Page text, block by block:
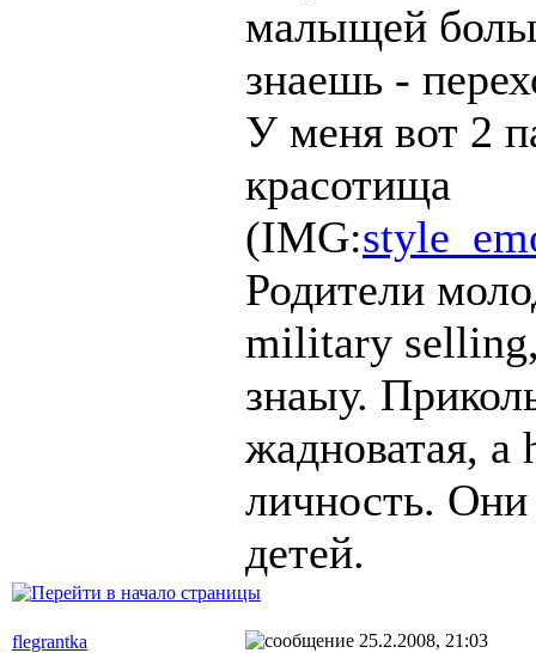
малыщей
знаешь -
У меня вот 2
красотища
(IMG:
Родители
military
знаыу.
жадноватая, а
личность. Они
детей.
flegrantka 25.2.2008, 21:03